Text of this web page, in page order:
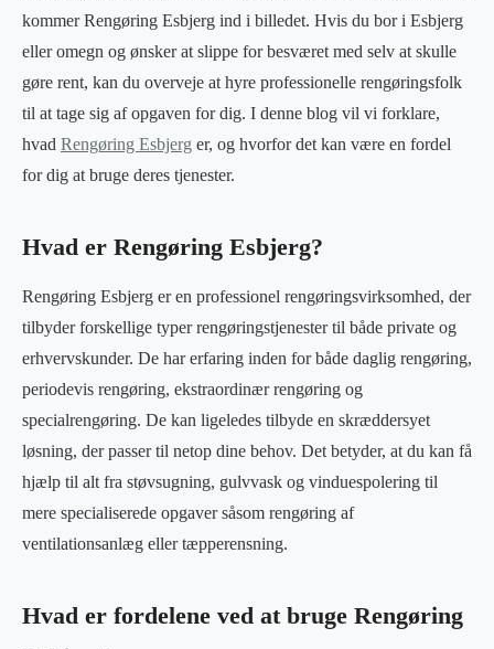
kommer Rengøring Esbjerg ind i billedet. Hvis du bor i Esbjerg
eller omegn og ønsker at slippe for besværet med selv at skulle
gøre rent, kan du overveje at hyre professionelle rengøringsfolk
til at tage sig af opgaven for dig. I denne blog vil vi forklare,
hvad Rengøring Esbjerg er, og hvorfor det kan være en fordel
for dig at bruge deres tjenester.
Hvad er Rengøring Esbjerg?
Rengøring Esbjerg er en professionel rengøringsvirksomhed, der
tilbyder forskellige typer rengøringstjenester til både private og
erhvervskunder. De har erfaring inden for både daglig rengøring,
periodevis rengøring, ekstraordinær rengøring og
specialrengøring. De kan ligeledes tilbyde en skræddersyet
løsning, der passer til netop dine behov. Det betyder, at du kan få
hjælp til alt fra støvsugning, gulvvask og vinduespolering til
mere specialiserede opgaver såsom rengøring af
ventilationsanlæg eller tæpperensning.
Hvad er fordelene ved at bruge Rengøring